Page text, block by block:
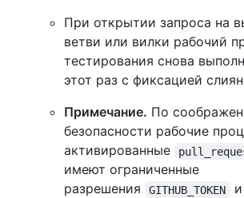
При открытии запроса на
ветви или вилки рабочий
тестирования снова
этот раз с фиксацией
Примечание. По
безопасности рабочие
активированные
имеют ограниченные
разрешения
GITHUB_TOKEN